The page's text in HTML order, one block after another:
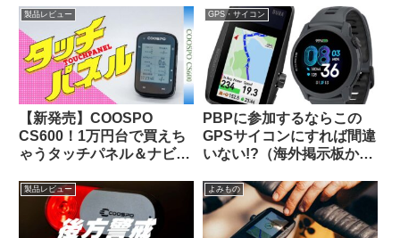
れ？【海外掲示板から・
2025年10月】
製品レビュー
【新発売】COOSPO
CS600！1万円台で買えち
ゃうタッチパネル＆ナビ対
タの実力って、どんな感
じ？
GPS・サイコン
PBPに参加するならこの
GPSサイコンにすれば間違
いない!?（海外掲示板か
製品レビュー よみもの